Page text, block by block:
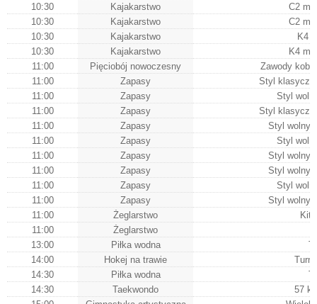
10:30
Kajakarstwo
C2
10:30
Kajakarstwo
C2
10:30
Kajakarstwo
K4
10:30
Kajakarstwo
K4
11:00
Pięciobój nowoczesny
Zawody
11:00
Zapasy
Styl
11:00
Zapasy
Styl
11:00
Zapasy
Styl
11:00
Zapasy
Styl wolny
11:00
Zapasy
Styl
11:00
Zapasy
Styl wolny
11:00
Zapasy
Styl wolny
11:00
Zapasy
Styl
11:00
Zapasy
Styl wolny
11:00
Żeglarstwo
11:00
Żeglarstwo
13:00
Piłka wodna
14:00
Hokej na trawie
14:30
Piłka wodna
14:30
Taekwondo
57